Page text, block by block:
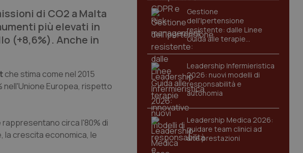
di CO2 a Malta
più elevati in
(+8,6%). Anche in
che stima come nel 2015
nell'Unione Europea, rispetto
rappresentano circa l'80% di
la crescita economica, le
Gestione
dell'Ipertensione
resistente: dalle Linee
Guida alle terapie
innovative
Leadership Infermieristica
2026: nuovi modelli di
responsabilità e
autonomia
Leadership Medica 2026:
guidare team clinici ad
alte prestazioni